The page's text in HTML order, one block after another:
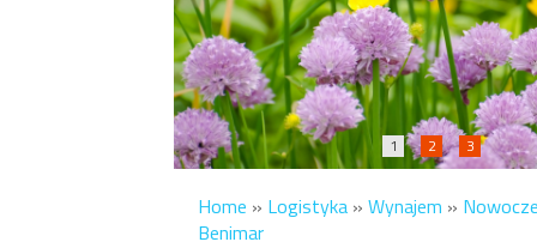
1 2 3
Home » Logistyka » Wynajem »
Benimar